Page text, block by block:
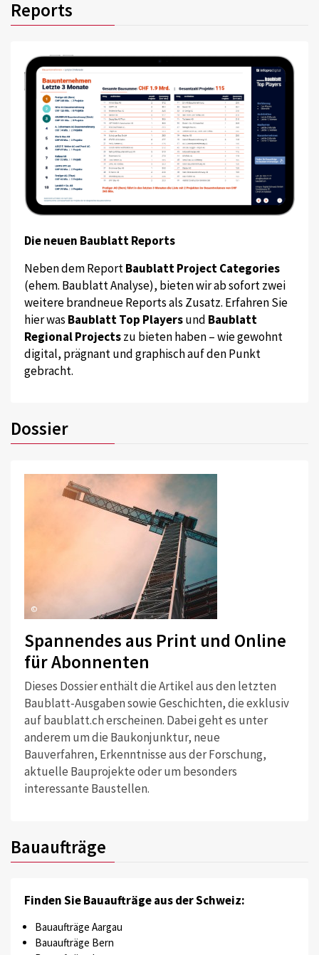
Reports
Die neuen Baublatt Reports
Neben dem ReportBaublatt Project Categories
(ehem. Baublatt Analyse), bieten wir ab sofort zwei
weitere brandneue Reports als Zusatz. Erfahren Sie
hier was Baublatt Top Playersund Baublatt
Regional Projectszu bieten haben – wie gewohnt
digital, prägnant und graphisch auf den Punkt
gebracht.
Dossier
©
Spannendes aus Print und Online
für Abonnenten
Dieses Dossier enthält die Artikel aus den letzten
Baublatt-Ausgaben sowie Geschichten, die exklusiv
auf baublatt.ch erscheinen. Dabei geht es unter
anderem um die Baukonjunktur, neue
Bauverfahren, Erkenntnisse aus der Forschung,
aktuelle Bauprojekte oder um besonders
interessante Baustellen.
Bauaufträge
Finden Sie Bauaufträge aus der Schweiz:
Bauaufträge Aargau
Bauaufträge Bern